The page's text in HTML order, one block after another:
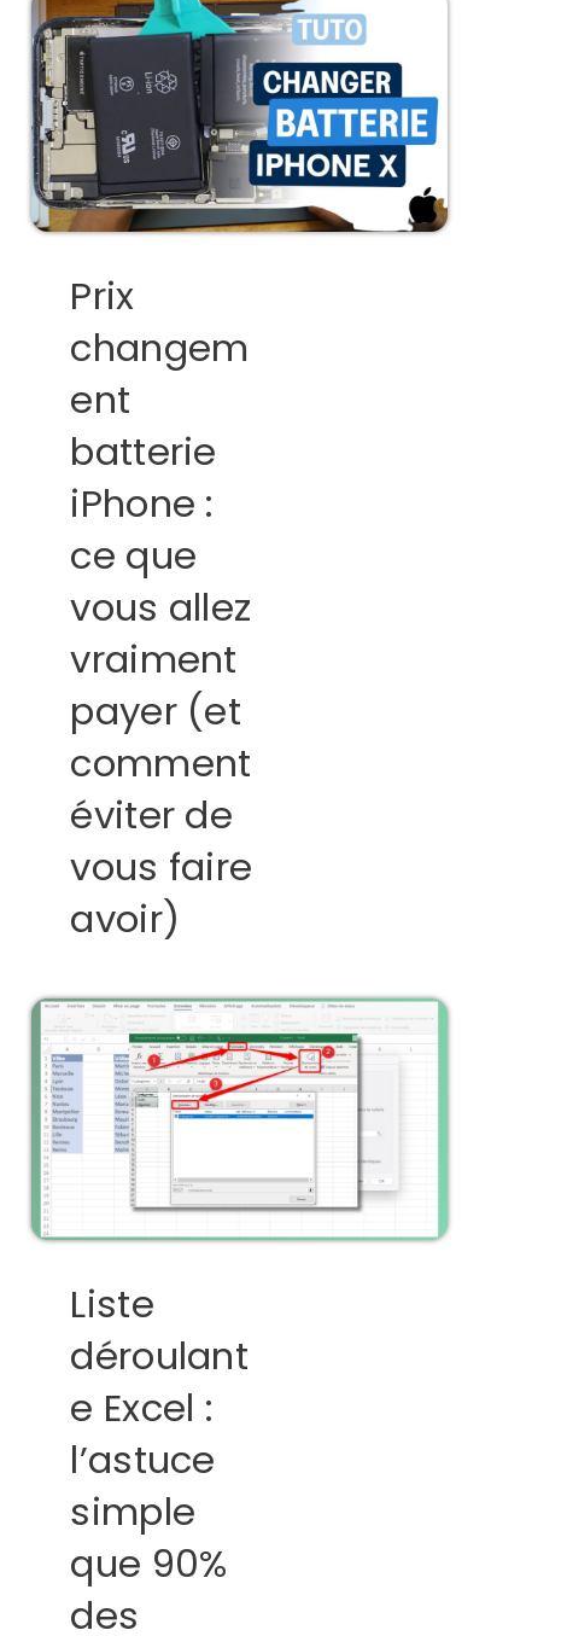
Prix
changem
ent
batterie
iPhone :
ce que
vous allez
vraiment
payer (et
comment
éviter de
vous faire
avoir)
Liste
déroulant
e Excel :
l’astuce
simple
que 90%
des